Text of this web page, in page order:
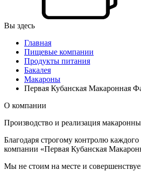
Вы здесь
Главная
Пищевые компании
Продукты питания
Бакалея
Макароны
Первая Кубанская Макаронная
О компании
Производство и реализация
Благодаря строгому контролю
компании «Первая Кубанская
Мы не стоим на месте и